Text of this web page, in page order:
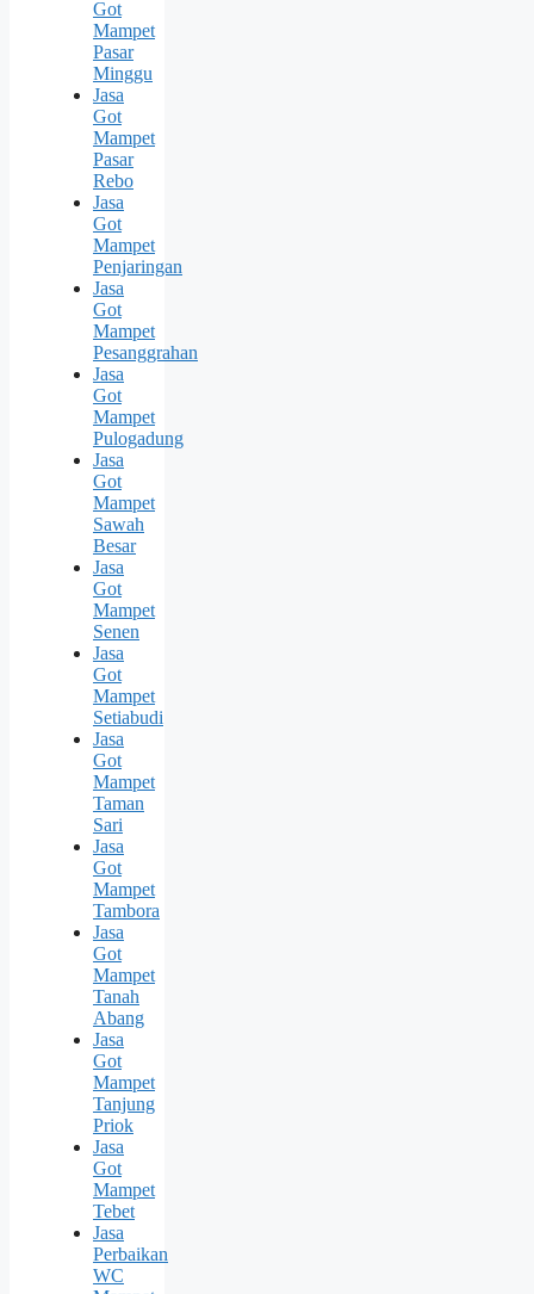
Got
Mampet
Pasar
Minggu
Jasa
Got
Mampet
Pasar
Rebo
Jasa
Got
Mampet
Penjaringan
Jasa
Got
Mampet
Pesanggrahan
Jasa
Got
Mampet
Pulogadung
Jasa
Got
Mampet
Sawah
Besar
Jasa
Got
Mampet
Senen
Jasa
Got
Mampet
Setiabudi
Jasa
Got
Mampet
Taman
Sari
Jasa
Got
Mampet
Tambora
Jasa
Got
Mampet
Tanah
Abang
Jasa
Got
Mampet
Tanjung
Priok
Jasa
Got
Mampet
Tebet
Jasa
Perbaikan
WC